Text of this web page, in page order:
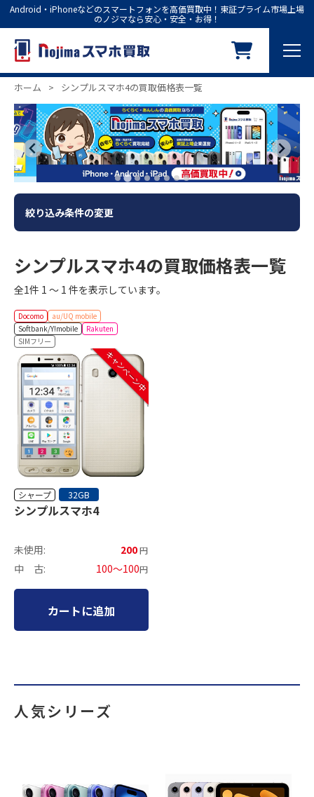
Android・iPhoneなどのスマートフォンを高価買取中！東証プライム市場上場
のノジマなら安心・安全・お得！
ホーム > シンプルスマホ4の買取価格表一覧
絞り込み条件の変更
シンプルスマホ4の買取価格表一覧
全1件 1 ～ 1 件を表示しています。
Docomo
au/UQ mobile
Softbank/Y!mobile
Rakuten
SIMフリー
キャンペーン中
シャープ 32GB
シンプルスマホ4
未使用: 200円
中 古: 100～100円
カートに追加
人気シリーズ